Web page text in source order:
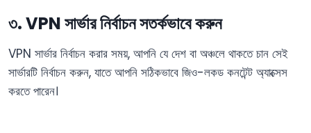
৩. VPN সার্ভার নির্বাচন সতর্কভাবে করুন
VPN সার্ভার নির্বাচন করার সময়, আপনি যে দেশ বা অঞ্চলে থাকতে চান সেই
সার্ভারটি নির্বাচন করুন, যাতে আপনি সঠিকভাবে জিও-লকড কনটেন্ট অ্যাক্সেস
করতে পারেন।